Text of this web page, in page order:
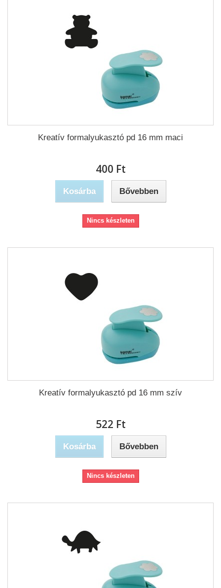
Kreatív formalyukasztó pd 16 mm maci
400 Ft‎
Kosárba Bővebben
Nincs készleten
Kreatív formalyukasztó pd 16 mm szív
522 Ft‎
Kosárba Bővebben
Nincs készleten